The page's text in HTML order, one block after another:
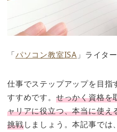
「パソコン教室ISA 」ライタ
仕事でステップアップを目指
すすめです。 せっかく資格を
ャリアに役立つ、本当に使え
挑戦しましょう。本記事では